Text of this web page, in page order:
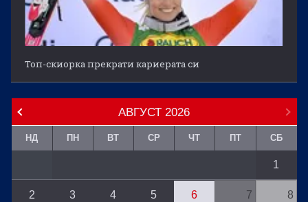
Топ-скиорка прекрати кариерата си
АВГУСТ 2026
НД ПН ВТ СР ЧТ ПТ СБ
1
2 3 4 5 6 7 8